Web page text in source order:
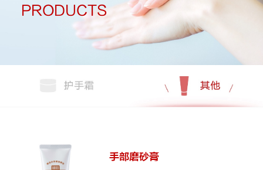
PRODUCTS
手部磨砂膏